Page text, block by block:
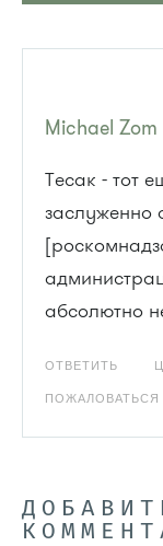
Michael Zom
Тесак - тот
заслуженно
абсолютно
ОТВЕТИТЬ
ПОЖАЛОВАТЬСЯ